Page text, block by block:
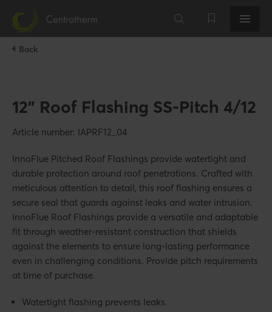
Back
12" Roof Flashing SS-Pitch 4/12
Article number: IAPRF12_04
InnoFlue Pitched Roof Flashings provide watertight and
durable protection around roof penetrations. Crafted with
meticulous attention to detail, this roof flashing ensures a
secure seal that guards against leaks and water intrusion.
InnoFlue Roof Flashings provide a versatile and adaptable
fit through weather-resistant construction that shields
against the elements to ensure long-lasting performance
even in challenging conditions. Provide pitch requirements
at time of purchase.
Watertight flashing prevents leaks.